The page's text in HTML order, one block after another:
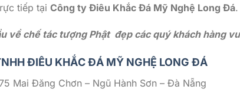
tiếp tại Công ty Điêu Khắc Đá Mỹ Nghệ Long Đá
về chế tác tượng Phật đẹp các quý khách hàng
ĐIÊU KHẮC ĐÁ MỸ NGHỆ LONG ĐÁ
Mai Đăng Chơn – Ngũ Hành Sơn – Đà Nẵng